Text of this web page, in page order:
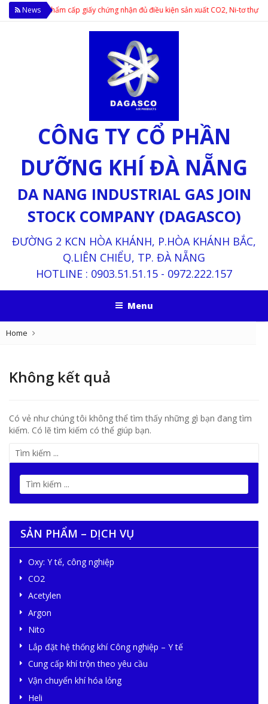
News
Thực phẩm cấp giấy chứng nhận đủ điều kiện sản xuất CO2, Ni-tơ thực
CÔNG TY CỔ PHẦN
DƯỠNG KHÍ ĐÀ NẴNG
DA NANG INDUSTRIAL GAS JOIN
STOCK COMPANY (DAGASCO)
ĐƯỜNG 2 KCN HÒA KHÁNH, P.HÒA KHÁNH BẮC,
Q.LIÊN CHIỂU, TP. ĐÀ NẴNG
HOTLINE : 0903.51.51.15 - 0972.222.157
Menu
Home
Không kết quả
Có vẻ như chúng tôi không thể tìm thấy những gì bạn đang tìm
kiếm. Có lẽ tìm kiếm có thể giúp bạn.
SẢN PHẨM – DỊCH VỤ
Oxy: Y tế, công nghiệp
CO2
Acetylen
Argon
Nito
Lắp đặt hệ thống khí Công nghiệp – Y tế
Cung cấp khí trộn theo yêu cầu
Vận chuyển khí hóa lỏng
Heli